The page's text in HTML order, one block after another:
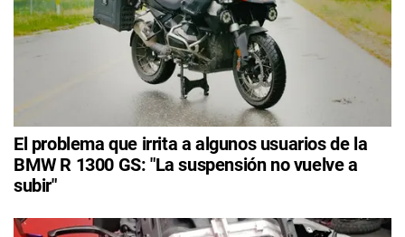
El problema que irrita a algunos usuarios de la
BMW R 1300 GS: "La suspensión no vuelve a
subir"